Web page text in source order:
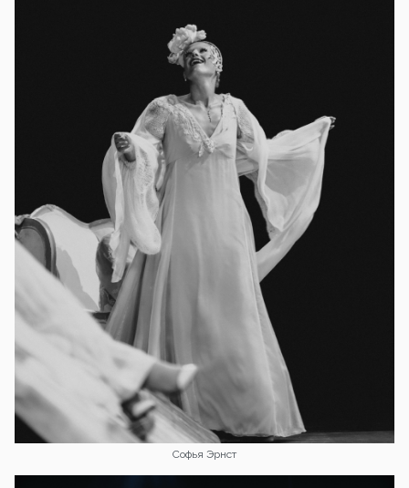
Софья Эрнст